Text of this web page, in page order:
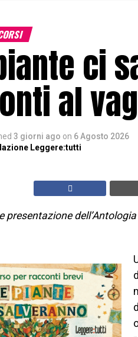
ci
al
3 giorni ago on 6 Agosto 2026
Leggere:tutti
presentazione